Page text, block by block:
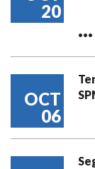
20
...
OCT
06